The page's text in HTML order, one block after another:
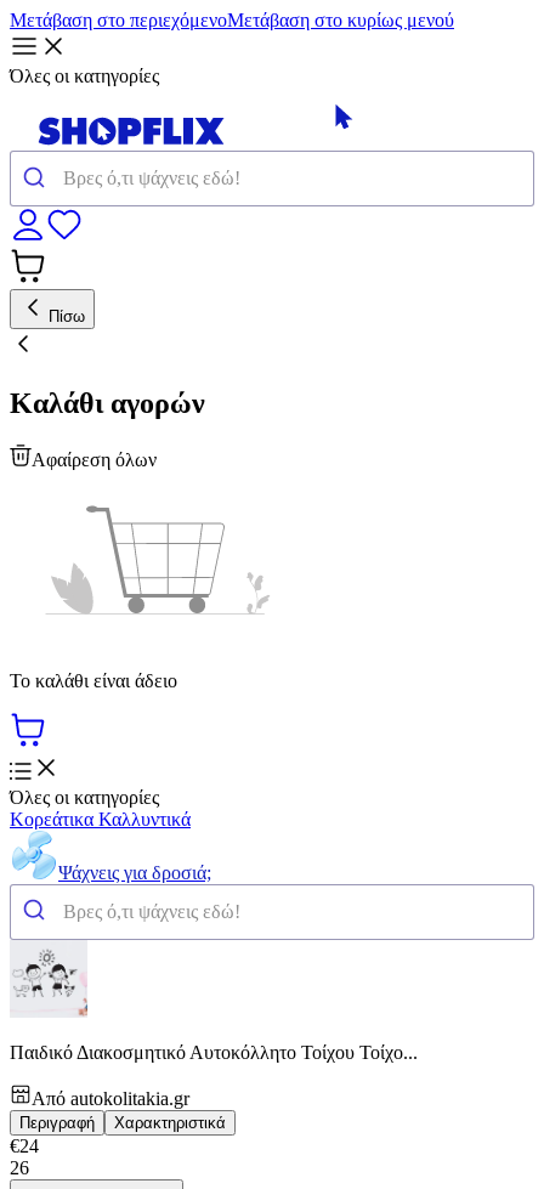
Μετάβαση στο περιεχόμενοΜετάβαση στο κυρίως μενού
Όλες οι κατηγορίες
Πίσω
Καλάθι αγορών
Αφαίρεση όλων
Το καλάθι είναι άδειο
Όλες οι κατηγορίες
Κορεάτικα Καλλυντικά
Ψάχνεις για δροσιά;
Παιδικό Διακοσμητικό Αυτοκόλλητο Τοίχου Τοίχο...
Από autokolitakia.gr
Περιγραφή Χαρακτηριστικά
€24
26